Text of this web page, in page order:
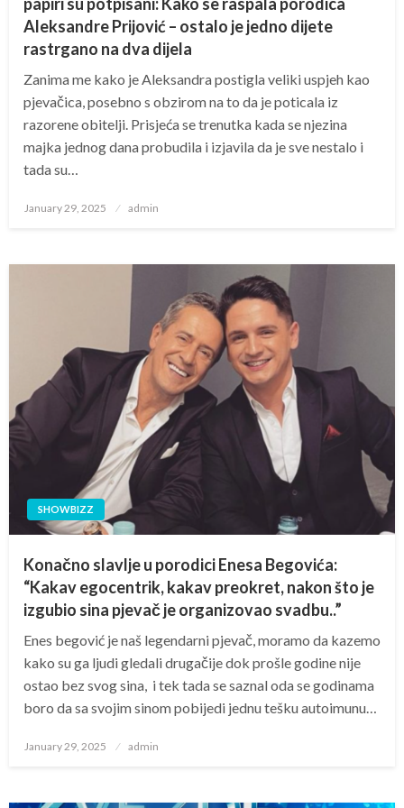
Aleksandre Prijović – ostalo je jedno dijete
rastrgano na dva dijela
Zanima me kako je Aleksandra postigla veliki uspjeh kao
pjevačica, posebno s obzirom na to da je poticala iz
razorene obitelji. Prisjeća se trenutka kada se njezina
majka jednog dana probudila i izjavila da je sve nestalo i
tada su…
Posted
January 29, 2025 admin
SHOWBIZZ
Konačno slavlje u porodici Enesa Begovića:
“Kakav egocentrik, kakav preokret, nakon što je
izgubio sina pjevač je organizovao svadbu..”
Enes begović je naš legendarni pjevač, moramo da kazemo
kako su ga ljudi gledali drugačije dok prošle godine nije
ostao bez svog sina, i tek tada se saznal oda se godinama
boro da sa svojim sinom pobijedi jednu tešku autoimunu…
Posted
January 29, 2025 admin